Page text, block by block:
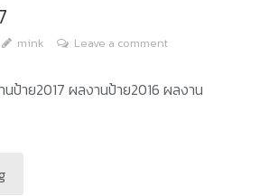
mink Leave a comment
ป้าย2017 ผลงานป้าย2016 ผลงาน